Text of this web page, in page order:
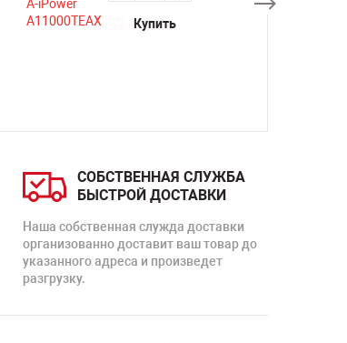
Купить
СОБСТВЕННАЯ СЛУЖБА
БЫСТРОЙ ДОСТАВКИ
Наша собственная служда доставки
организованно доставит ваш товар до
указанного адреса и произведет
разгрузку.